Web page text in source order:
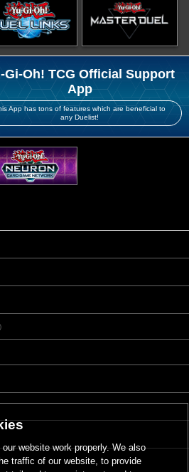
Gi-Oh! TCG Official Support
App
App has tons of features which are beneficial to
any Duelist!
website work properly. We also
traffic of our website, to provide